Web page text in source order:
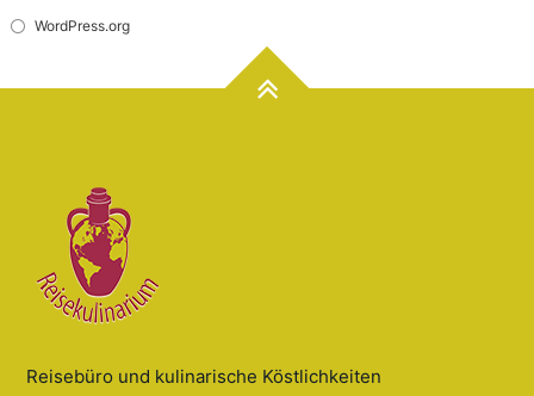
WordPress.org
Reisebüro und kulinarische Köstlichkeiten